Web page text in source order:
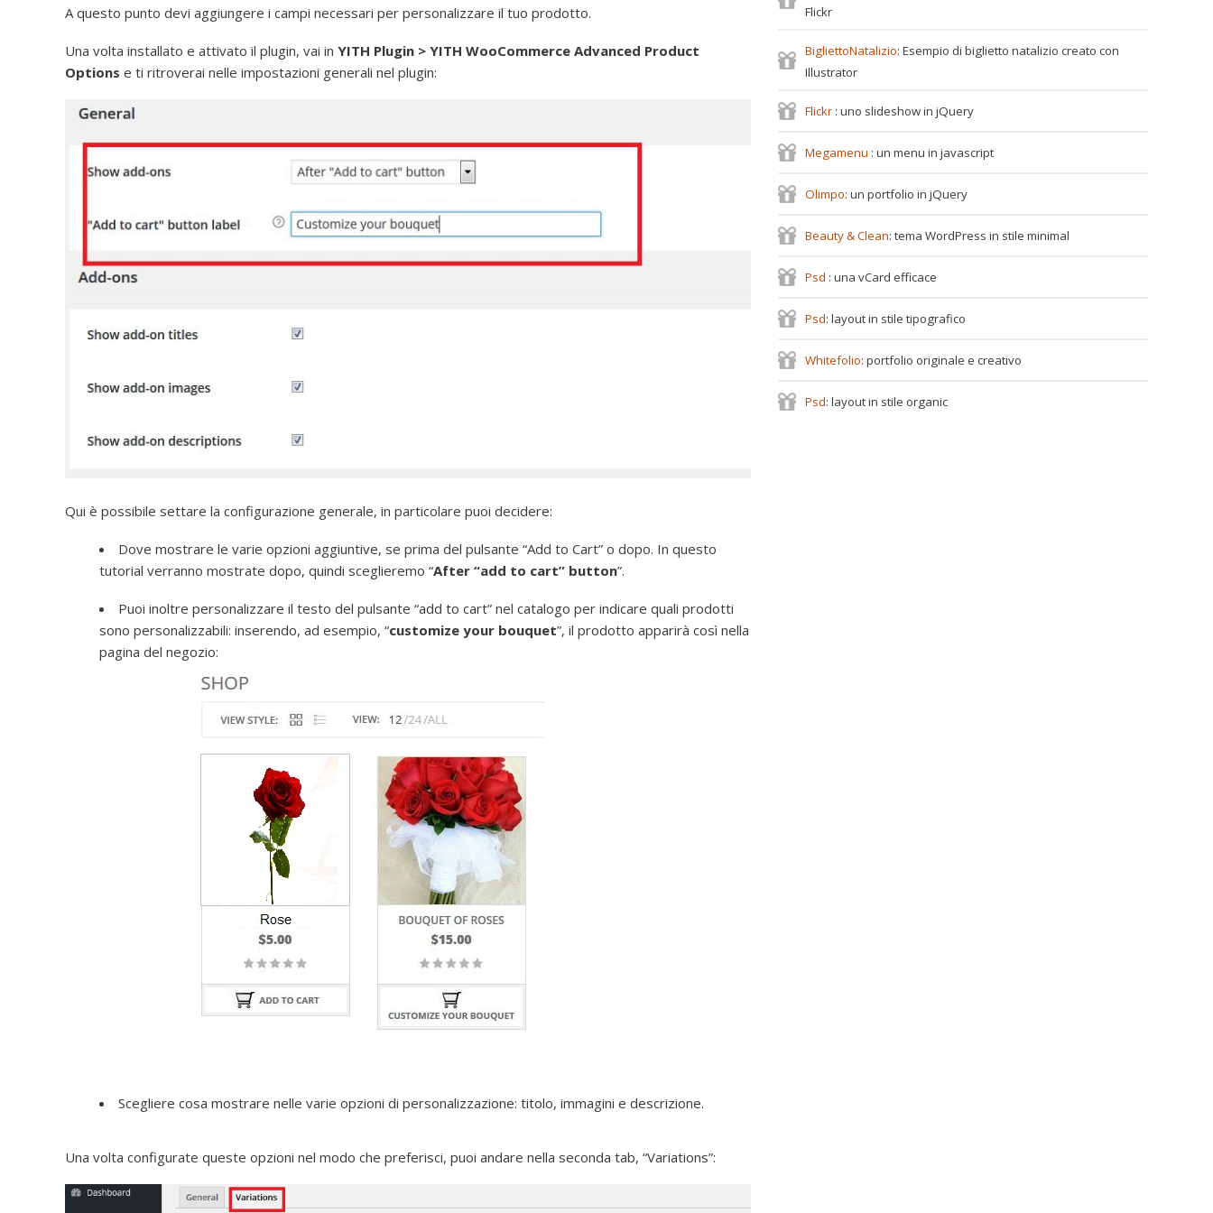
A questo punto devi aggiungere i campi necessari per personalizzare il tuo prodotto.
Una volta installato e attivato il plugin, vai in YITH Plugin > YITH WooCommerce Advanced Product
Options e ti ritroverai nelle impostazioni generali nel plugin:
Qui è possibile settare la configurazione generale, in particolare puoi decidere:
Dove mostrare le varie opzioni aggiuntive, se prima del pulsante “Add to Cart” o dopo. In questo
tutorial verranno mostrate dopo, quindi sceglieremo “After “add to cart” button”.
Puoi inoltre personalizzare il testo del pulsante “add to cart” nel catalogo per indicare quali prodotti
sono personalizzabili: inserendo, ad esempio, “customize your bouquet”, il prodotto apparirà così nella
pagina del negozio:
Scegliere cosa mostrare nelle varie opzioni di personalizzazione: titolo, immagini e descrizione.
Una volta configurate queste opzioni nel modo che preferisci, puoi andare nella seconda tab, “Variations”:
Flickr
BigliettoNatalizio: Esempio di biglietto natalizio creato con
Illustrator
Flickr : uno slideshow in jQuery
Megamenu : un menu in javascript
Olimpo: un portfolio in jQuery
Beauty & Clean: tema WordPress in stile minimal
Psd : una vCard efficace
Psd: layout in stile tipografico
Whitefolio: portfolio originale e creativo
Psd: layout in stile organic